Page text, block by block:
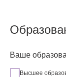
Ваше
Высшее